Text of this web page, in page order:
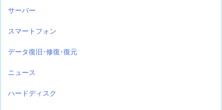
サーバー
スマートフォン
データ復旧･修復･復元
ニュース
ハードディスク